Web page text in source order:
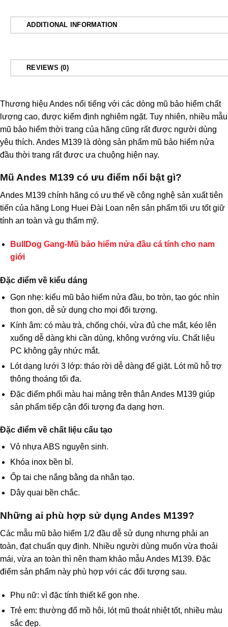
ADDITIONAL INFORMATION
REVIEWS (0)
Thương hiệu Andes nổi tiếng với các dòng mũ bảo hiểm chất
lượng cao, được kiểm định nghiêm ngặt. Tuy nhiên, nhiều mẫu
mũ bảo hiểm thời trang của hãng cũng rất được người dùng
yêu thích. Andes M139 là dòng sản phẩm mũ bảo hiểm nửa
đầu thời trang rất được ưa chuộng hiện nay.
Mũ Andes M139 có ưu điểm nổi bật gì?
Andes M139 chính hãng có ưu thế về công nghệ sản xuất tiên
tiến của hãng Long Huei Đài Loan nên sản phẩm tối ưu tốt giữ
tính an toàn và gu thẩm mỹ.
BullDog Gang-Mũ bảo hiểm nửa đầu cá tính cho nam
giới
Đặc điểm về kiểu dáng
Gọn nhẹ: kiểu mũ bảo hiểm nửa đầu, bo tròn, tạo góc nhìn
thon gọn, dễ sử dụng cho mọi đối tượng.
Kính âm: có màu trà, chống chói, vừa đủ che mắt, kéo lên
xuống dễ dàng khi cần dùng, không vướng víu. Chất liệu
PC không gây nhức mắt.
Lót dạng lưới 3 lớp: tháo rời dễ dàng để giặt. Lót mũ hỗ trợ
thông thoáng tối đa.
Đặc điểm phối màu hai mảng trên thân Andes M139 giúp
sản phẩm tiếp cận đối tượng đa dạng hơn.
Đặc điểm về chất liệu cấu tạo
Vỏ nhựa ABS nguyên sinh.
Khóa inox bền bỉ.
Ốp tai che nắng bằng da nhân tạo.
Dây quai bền chắc.
Những ai phù hợp sử dụng Andes M139?
Các mẫu mũ bảo hiểm 1/2 đầu dễ sử dụng nhưng phải an
toàn, đạt chuẩn quy định. Nhiều người dùng muốn vừa thoải
mái, vừa an toàn thì nên tham khảo mẫu Andes M139. Đặc
điểm sản phẩm này phù hợp với các đối tượng sau.
Phụ nữ: vì đặc tính thiết kế gọn nhẹ.
Trẻ em: thường đổ mồ hôi, lót mũ thoát nhiệt tốt, nhiều màu
sắc đẹp.